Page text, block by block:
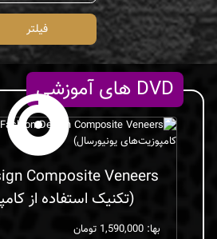
فیلتر
DVD های آموزشی
Composite Veneers
(تکنیک استفاده از
بها: 1,590,000 تومان